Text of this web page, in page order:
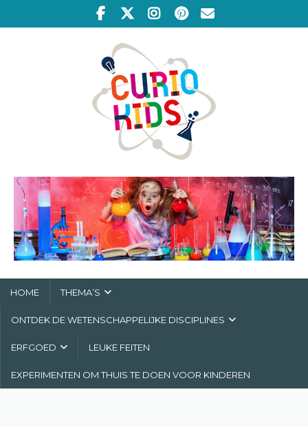
HOME THEMA’S
ONTDEK DE WETENSCHAPPELIJKE DISCIPLINES
ERFGOED LEUKE FEITEN
EXPERIMENTEN OM THUIS TE DOEN VOOR KINDEREN